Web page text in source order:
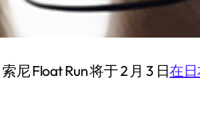
尼 Float Run 将于 2 月 3 日在